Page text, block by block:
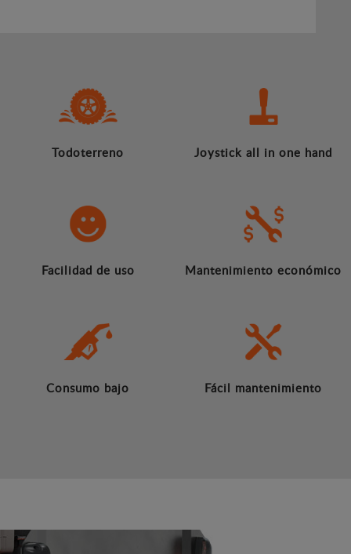
Todoterreno Joystick all in one hand
Facilidad de uso Mantenimiento económico
Consumo bajo Fácil mantenimiento